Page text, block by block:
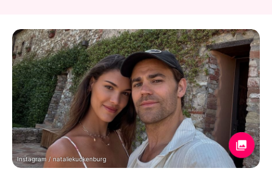
Instagram / nataliekuckenburg